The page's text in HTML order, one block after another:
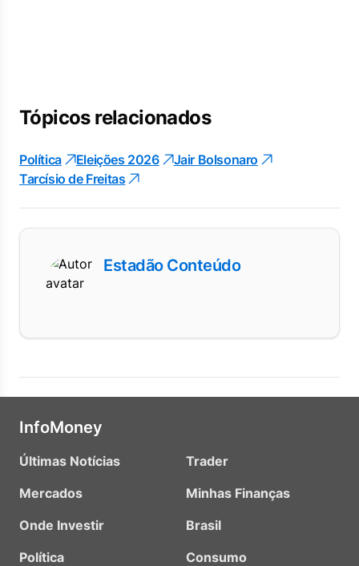
Tópicos relacionados
Política Eleições 2026
Jair Bolsonaro
Tarcísio de Freitas
Estadão Conteúdo
InfoMoney
Últimas Notícias
Mercados
Onde Investir
Política
Trader
Minhas Finanças
Brasil
Consumo